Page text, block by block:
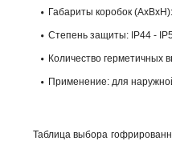
Габариты коробок
Степень защиты: IР44 -
Количество герметичных
Применение: для
Таблица выбора